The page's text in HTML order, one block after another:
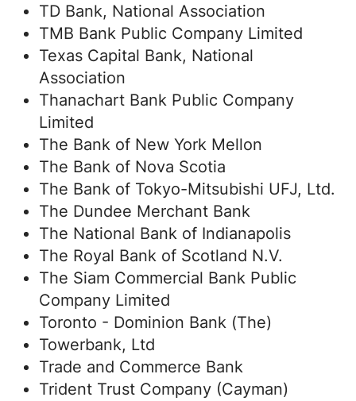
TD Bank, National Association
TMB Bank Public Company Limited
Texas Capital Bank, National
Association
Thanachart Bank Public Company
Limited
The Bank of New York Mellon
The Bank of Nova Scotia
The Bank of Tokyo-Mitsubishi UFJ, Ltd.
The Dundee Merchant Bank
The National Bank of Indianapolis
The Royal Bank of Scotland N.V.
The Siam Commercial Bank Public
Company Limited
Toronto - Dominion Bank (The)
Towerbank, Ltd
Trade and Commerce Bank
Trident Trust Company (Cayman)